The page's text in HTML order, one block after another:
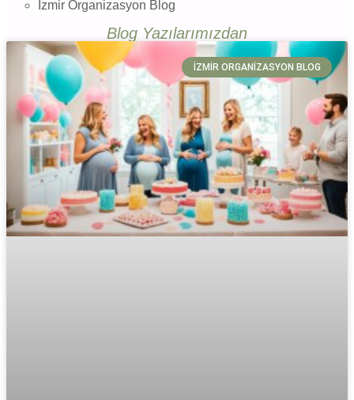
İzmir Organizasyon Blog
Blog Yazılarımızdan
İZMIR ORGANIZASYON BLOG